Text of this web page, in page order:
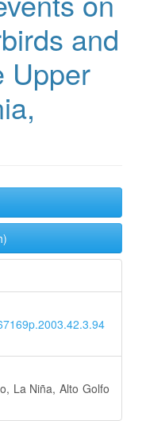
and
Upper
La Niña, Alto Golfo